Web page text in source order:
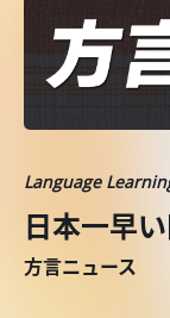
Language
日本一早
方言ニュース